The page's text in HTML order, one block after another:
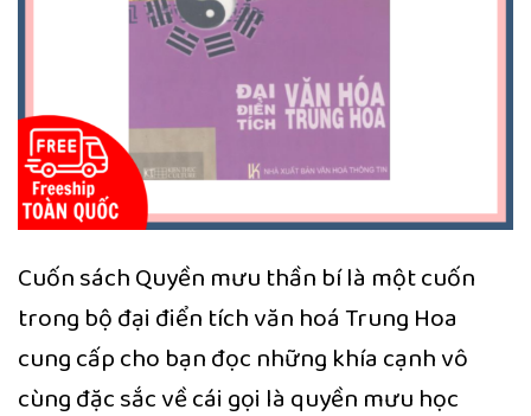
Cuốn sách Quyền mưu thần bí là một cuốn
trong bộ đại điển tích văn hoá Trung Hoa
cung cấp cho bạn đọc những khía cạnh vô
cùng đặc sắc về cái gọi là quyền mưu học